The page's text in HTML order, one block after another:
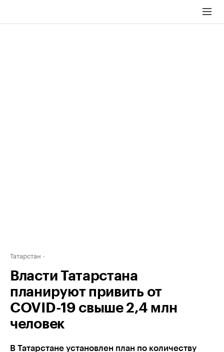
Татарстан
Власти Татарстана
планируют привить от
COVID-19 свыше 2,4 млн
человек
В Татарстане установлен план по количеству